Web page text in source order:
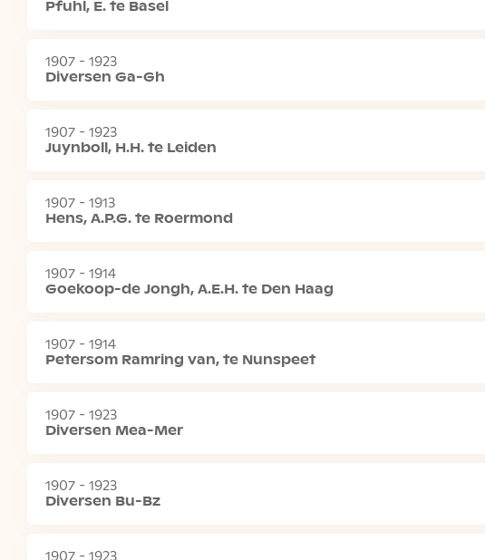
Pfuhl, E. te Basel
1907 - 1923
Diversen Ga-Gh
1907 - 1923
Juynboll, H.H. te Leiden
1907 - 1913
Hens, A.P.G. te Roermond
1907 - 1914
Goekoop-de Jongh, A.E.H. te Den Haag
1907 - 1914
Petersom Ramring van, te Nunspeet
1907 - 1923
Diversen Mea-Mer
1907 - 1923
Diversen Bu-Bz
1907 - 1923